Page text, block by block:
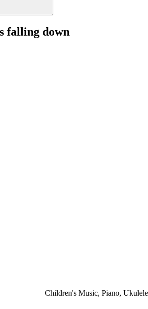
falling down
Children's Music, Piano,